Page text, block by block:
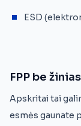
ESD
FPP be
Apskritai tai
esmės gaunate